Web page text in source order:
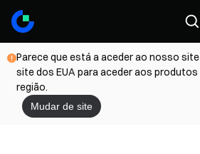
Parece que está a aceder ao nosso site
site dos EUA para aceder aos
região.
Mudar de site